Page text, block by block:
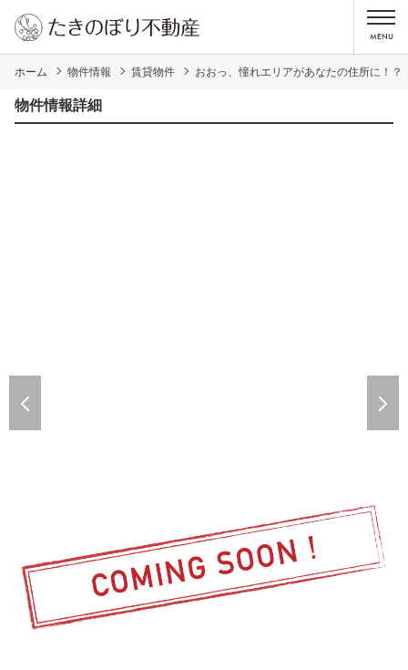
ホーム 物件情報 賃貸物件 おおっ、憧れエリアがあなたの住所に！？
物件情報詳細